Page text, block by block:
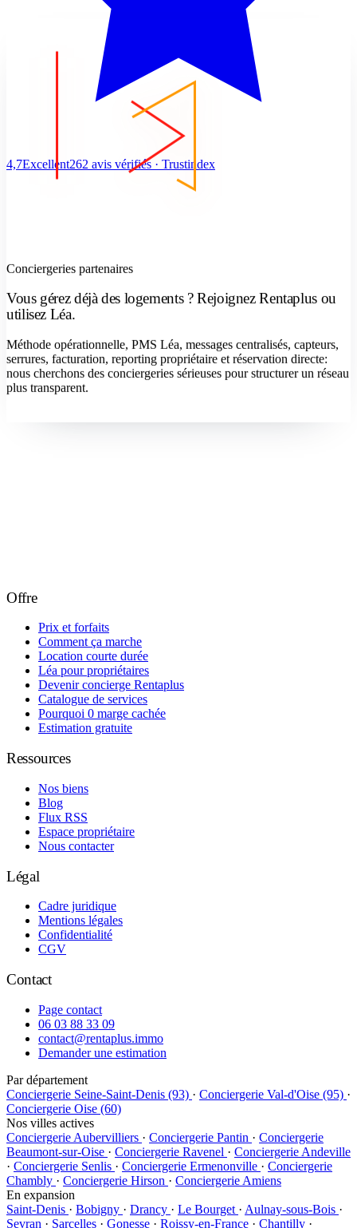
4,7Excellent262 avis vérifiés · Trustindex
Conciergeries partenaires
Vous gérez déjà des logements ? Rejoignez Rentaplus ou
utilisez Léa.
Méthode opérationnelle, PMS Léa, messages centralisés, capteurs,
serrures, facturation, reporting propriétaire et réservation directe:
nous cherchons des conciergeries sérieuses pour structurer un réseau
plus transparent.
Offre
Prix et forfaits
Comment ça marche
Location courte durée
Léa pour propriétaires
Devenir concierge Rentaplus
Catalogue de services
Pourquoi 0 marge cachée
Estimation gratuite
Ressources
Nos biens
Blog
Flux RSS
Espace propriétaire
Nous contacter
Légal
Cadre juridique
Mentions légales
Confidentialité
CGV
Contact
Page contact
06 03 88 33 09
contact@rentaplus.immo
Demander une estimation
Par département
Conciergerie Seine-Saint-Denis (93) · Conciergerie Val-d'Oise (95) ·
Conciergerie Oise (60)
Nos villes actives
Conciergerie Aubervilliers · Conciergerie Pantin · Conciergerie
Beaumont-sur-Oise · Conciergerie Ravenel · Conciergerie Andeville
· Conciergerie Senlis · Conciergerie Ermenonville · Conciergerie
Chambly · Conciergerie Hirson · Conciergerie Amiens
En expansion
Saint-Denis · Bobigny · Drancy · Le Bourget · Aulnay-sous-Bois ·
Sevran · Sarcelles · Gonesse · Roissy-en-France · Chantilly ·